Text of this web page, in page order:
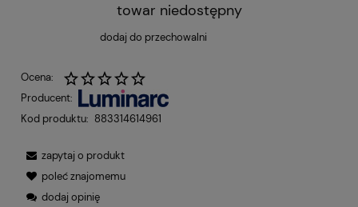
towar niedostępny
dodaj do przechowalni
Ocena:
Producent:
Kod produktu: 883314614961
zapytaj o produkt
poleć znajomemu
dodaj opinię